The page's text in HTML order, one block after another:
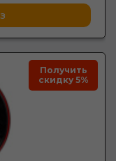
Получить
скидку 5%